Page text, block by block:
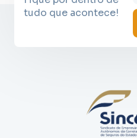
tudo que acontece!